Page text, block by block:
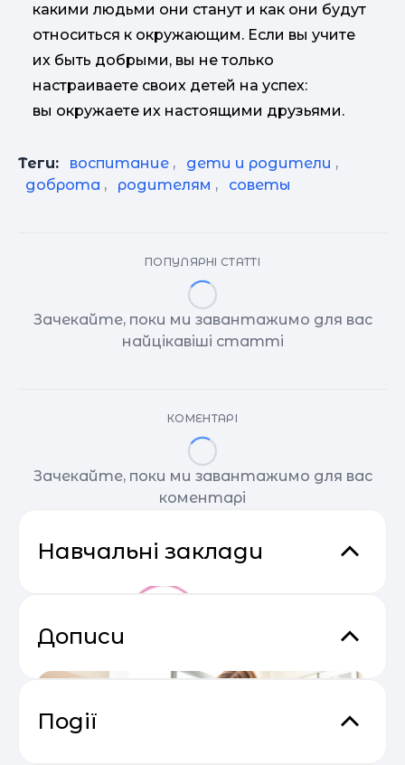
какими людьми они станут и как они будут
относиться к окружающим. Если вы учите
их быть добрыми, вы не только
настраиваете своих детей на успех:
вы окружаете их настоящими друзьями.
Теги: воспитание , дети и родители ,
доброта , родителям , советы
ПОПУЛЯРНІ СТАТТІ
Зачекайте, поки ми завантажимо для вас
найцікавіші статті
КОМЕНТАРІ
Зачекайте, поки ми завантажимо для вас
коментарі
Навчальні заклади
Дописи
Події